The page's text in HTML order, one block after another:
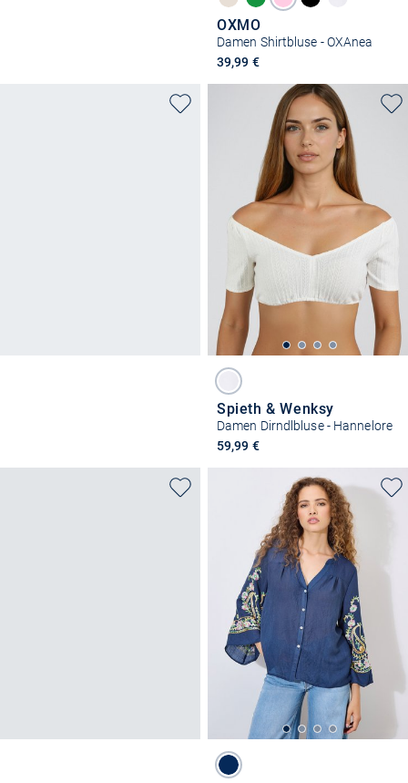
OXMO
Damen Shirtbluse - OXAnea
39,99 €
Spieth & Wenksy
Damen Dirndlbluse - Hannelore
59,99 €